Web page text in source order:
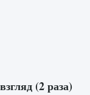
(2 раза)